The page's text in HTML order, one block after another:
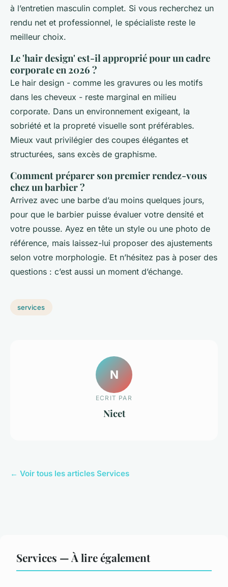
à l’entretien masculin complet. Si vous recherchez un
rendu net et professionnel, le spécialiste reste le
meilleur choix.
Le 'hair design' est-il approprié pour un cadre
corporate en 2026 ?
Le hair design - comme les gravures ou les motifs
dans les cheveux - reste marginal en milieu
corporate. Dans un environnement exigeant, la
sobriété et la propreté visuelle sont préférables.
Mieux vaut privilégier des coupes élégantes et
structurées, sans excès de graphisme.
Comment préparer son premier rendez-vous
chez un barbier ?
Arrivez avec une barbe d’au moins quelques jours,
pour que le barbier puisse évaluer votre densité et
votre pousse. Ayez en tête un style ou une photo de
référence, mais laissez-lui proposer des ajustements
selon votre morphologie. Et n’hésitez pas à poser des
questions : c’est aussi un moment d’échange.
services
N
ECRIT PAR
Nicet
← Voir tous les articles Services
Services — À lire également